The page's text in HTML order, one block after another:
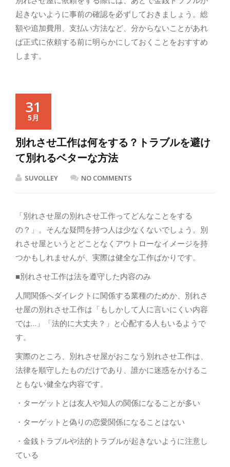
起きないように事前の確認を必ずしておきましょう。総
額や追加費用、支払い方法など、分からないことがあれ
ば正式に依頼する前に明らかにしておくことをおすすめ
します。
31
5月
別れさせ工作は何をする？トラブルを避け
て別れるベターな方法
SUVOLLEY NO COMMENTS
「別れさせ屋の別れさせ工作ってどんなことをする
の？」。そんな疑問を持つ人は少なくないでしょう。別
れさせ屋というとどことなくアウトローなイメージを持
つかもしれませんが、実際は健全な工作ばかりです。
■別れさせ工作は法を遵守した内容のみ
人間関係へダイレクトに関係する業種のためか、別れさ
せ屋の別れさせ工作は「もしかして人に言いにくい内容
では…」「法的に大丈夫？」と心配する人もいるようで
す。
実際のところ、別れさせ屋がおこなう別れさせ工作は、
法律を順守したものだけであり、誰かに迷惑をかけるこ
ともない健全な内容です。
・ターゲットとは友人や知人の関係になることが多い
・ターゲットと偽りの恋愛関係になることはない
・金銭トラブルや法的トラブルが起きないように注意し
ている